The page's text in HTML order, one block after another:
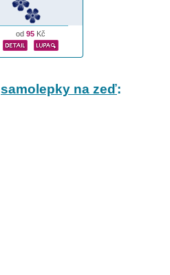
od 95 Kč
samolepky na zeď: